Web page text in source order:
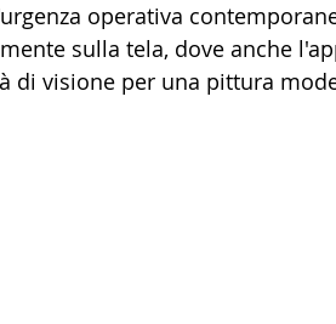
operativa
sulla tela, dove anche
di visione per una pittura